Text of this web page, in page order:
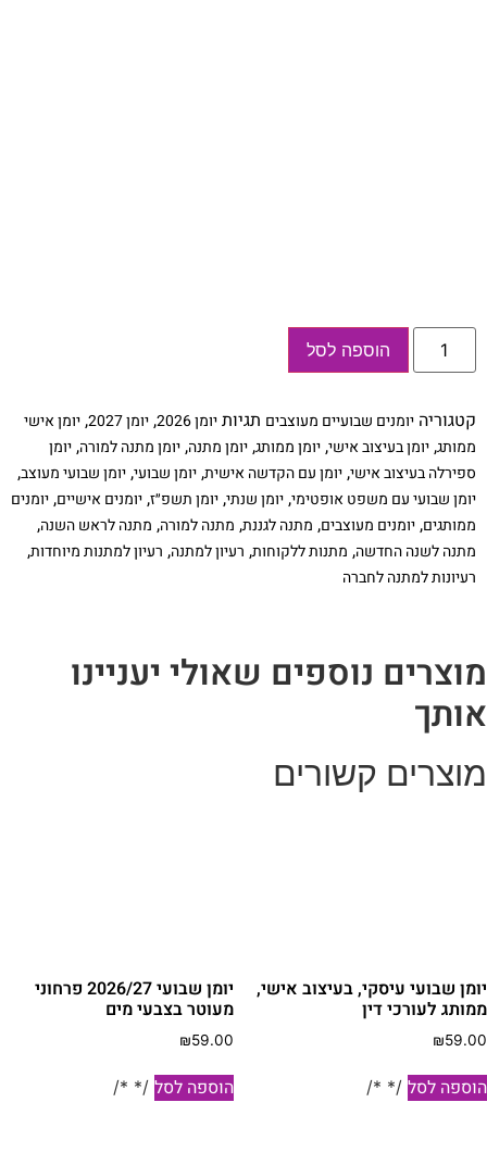
כמות
יומן
שנת
2026/2027
עם
שם
והקדשה
דגם
נוצה
הוספה לסל
קטגוריה יומנים שבועיים מעוצבים תגיותיומן 2026 ,יומן 2027 ,יומן אישי
ממותג,יומן בעיצוב אישי,יומן ממותג,יומן מתנה,יומן מתנה למורה,יומן
ספירלה בעיצוב אישי,יומן עם הקדשה אישית,יומן שבועי,יומן שבועי מעוצב,
יומן שבועי עם משפט אופטימי,יומן שנתי,יומן תשפ״ז,יומנים אישיים,יומנים
ממותגים,יומנים מעוצבים,מתנה לגננת,מתנה למורה,מתנה לראש השנה,
מתנה לשנה החדשה,מתנות ללקוחות,רעיון למתנה,רעיון למתנות מיוחדות,
רעיונות למתנה לחברה
נוספים שאולי יעניינו
קשורים
שבועי עיסקי, בעיצוב אישי,
לעורכי דין
₪
לסל /* */
יומן שבועי 2026/27 פרחוני
מעוטר בצבעי מים
₪59.00
הוספה לסל /* */